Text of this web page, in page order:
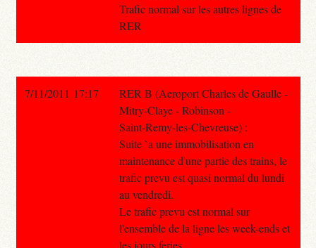
Trafic normal sur les autres lignes de
RER
7/11/2011 17:17
RER B (Aeroport Charles de Gaulle -
Mitry-Claye - Robinson -
Saint-Remy-les-Chevreuse) :
Suite `a une immobilisation en
maintenance d'une partie des trains, le
trafic prevu est quasi normal du lundi
au vendredi.
Le trafic prevu est normal sur
l'ensemble de la ligne les week-ends et
les jours feries.